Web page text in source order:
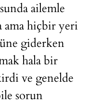
ailemle
ama hiçbir yeri
giderken
hala bir
ve genelde
sorun